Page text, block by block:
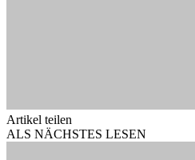
Artikel teilen
ALS NÄCHSTES LESEN